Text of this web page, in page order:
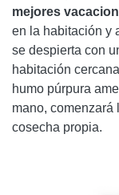
mejores
en la habitación y
se despierta con
habitación
humo púrpura
mano,
cosecha propia.